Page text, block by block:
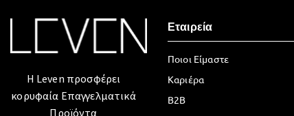
Η Leven προσφέρει
κορυφαία Επαγγελματικά
Προϊόντα
Εταιρεία
Ποιοι Είμαστε
Καριέρα
B2B